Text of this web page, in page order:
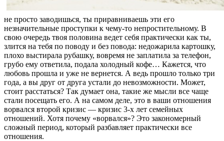
не просто заводишься, ты приравниваешь эти его
незначительные проступки к чему-то непростительному. В
свою очередь твоя половина ведет себя практически как ты,
злится на тебя по поводу и без повода: недожарила картошку,
плохо выстирала рубашку, вовремя не заплатила за телефон,
грубо ему ответила, подала холодный кофе… Кажется, что
любовь прошла и уже не вернется. А ведь прошло только три
года, а вы друг от друга устали до невозможности. Может,
стоит расстаться? Так думает она, такие же мысли все чаще
стали посещать его. А на самом деле, это в ваши отношения
ворвался второй кризис — кризис 3-х лет семейных
отношений. Хотя почему «ворвался»? Это закономерный
сложный период, который разбавляет практически все
отношения.